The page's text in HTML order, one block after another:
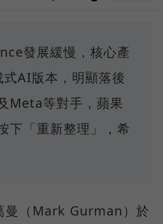
發展緩慢，核心產
AI版本，明顯落後
Meta等對手，蘋果
下「重新整理」，希
曼（Mark Gurman）於